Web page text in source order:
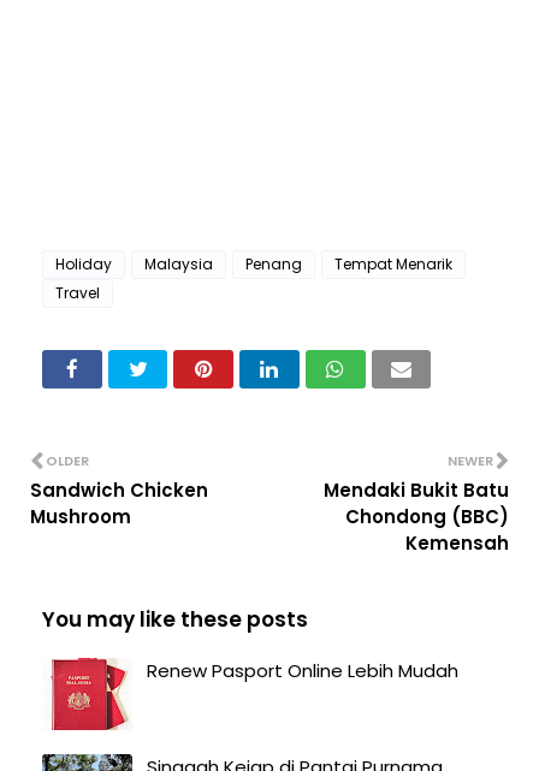
Holiday Malaysia Penang
Tempat Menarik
Travel
NEWER
Mendaki Bukit Batu
Chondong (BBC)
Kemensah
OLDER
Sandwich Chicken
Mushroom
You may like these posts
Renew Pasport Online Lebih Mudah